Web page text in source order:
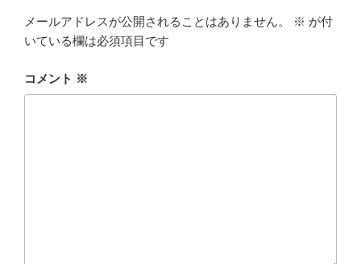
メールアドレスが公開されることはありません。 ※ が付
いている欄は必須項目です
コメント ※